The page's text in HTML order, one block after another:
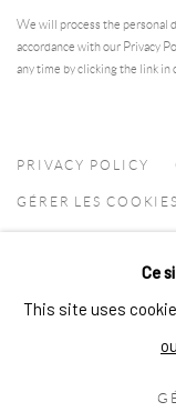
We will process the personal
accordance with our Privacy
any time by clicking the link in
PRIVACY POLICY
GÉRER LES COOKIES
SITE PAR ARTLOGIC
Ce
This site uses